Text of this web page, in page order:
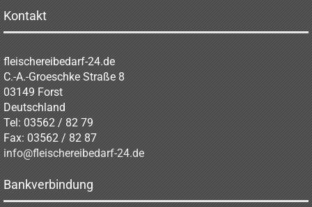
Kontakt
fleischereibedarf-24.de
C.-A.-Groeschke Straße 8
03149 Forst
Deutschland
Tel: 03562 / 82 79
Fax: 03562 / 82 87
info@fleischereibedarf-24.de
Bankverbindung